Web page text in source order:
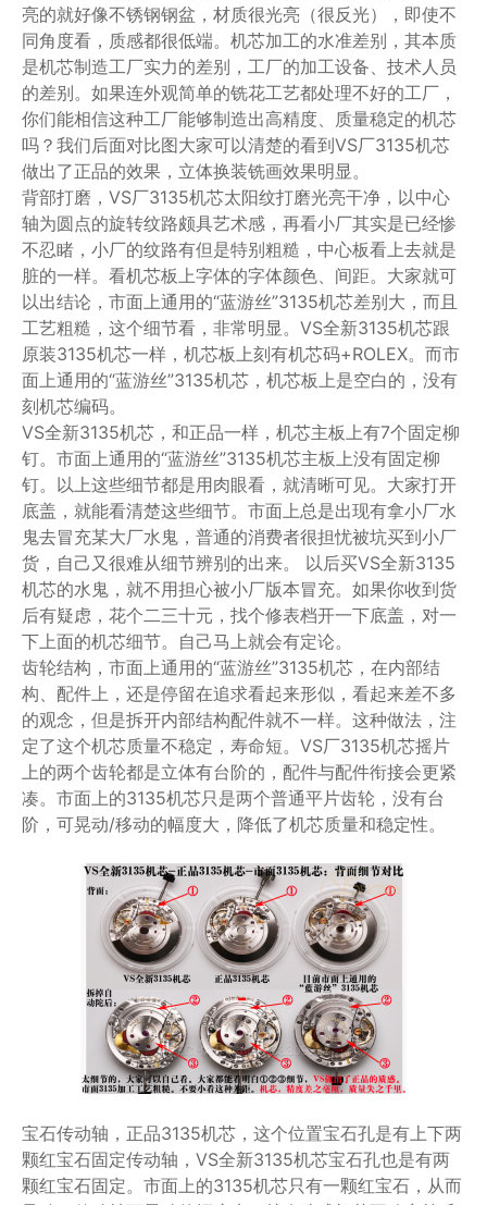
亮的就好像不锈钢钢盆，材质很光亮（很反光），即使不
同角度看，质感都很低端。机芯加工的水准差别，其本质
是机芯制造工厂实力的差别，工厂的加工设备、技术人员
的差别。如果连外观简单的铣花工艺都处理不好的工厂，
你们能相信这种工厂能够制造出高精度、质量稳定的机芯
吗？我们后面对比图大家可以清楚的看到VS厂3135机芯
做出了正品的效果，立体换装铣画效果明显。
背部打磨，VS厂3135机芯太阳纹打磨光亮干净，以中心
轴为圆点的旋转纹路颇具艺术感，再看小厂其实是已经惨
不忍睹，小厂的纹路有但是特别粗糙，中心板看上去就是
脏的一样。看机芯板上字体的字体颜色、间距。大家就可
以出结论，市面上通用的“蓝游丝”3135机芯差别大，而且
工艺粗糙，这个细节看，非常明显。VS全新3135机芯跟
原装3135机芯一样，机芯板上刻有机芯码+ROLEX。而市
面上通用的“蓝游丝”3135机芯，机芯板上是空白的，没有
刻机芯编码。
VS全新3135机芯，和正品一样，机芯主板上有7个固定柳
钉。市面上通用的“蓝游丝”3135机芯主板上没有固定柳
钉。以上这些细节都是用肉眼看，就清晰可见。大家打开
底盖，就能看清楚这些细节。市面上总是出现有拿小厂水
鬼去冒充某大厂水鬼，普通的消费者很担忧被坑买到小厂
货，自己又很难从细节辨别的出来。 以后买VS全新3135
机芯的水鬼，就不用担心被小厂版本冒充。如果你收到货
后有疑虑，花个二三十元，找个修表档开一下底盖，对一
下上面的机芯细节。自己马上就会有定论。
齿轮结构，市面上通用的“蓝游丝”3135机芯，在内部结
构、配件上，还是停留在追求看起来形似，看起来差不多
的观念，但是拆开内部结构配件就不一样。这种做法，注
定了这个机芯质量不稳定，寿命短。VS厂3135机芯摇片
上的两个齿轮都是立体有台阶的，配件与配件衔接会更紧
凑。市面上的3135机芯只是两个普通平片齿轮，没有台
阶，可晃动/移动的幅度大，降低了机芯质量和稳定性。
宝石传动轴，正品3135机芯，这个位置宝石孔是有上下两
颗红宝石固定传动轴，VS全新3135机芯宝石孔也是有两
颗红宝石固定。市面上的3135机芯只有一颗红宝石，从而